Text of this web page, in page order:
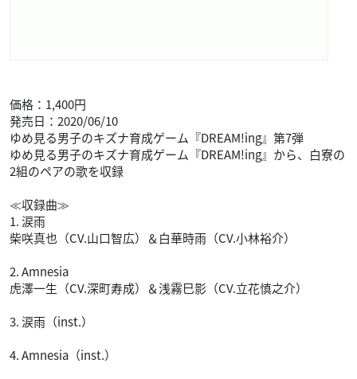
価格：1,400円
発売日：2020/06/10
ゆめ見る男子のキズナ育成ゲーム『DREAM!ing』第7弾
ゆめ見る男子のキズナ育成ゲーム『DREAM!ing』から、白寮の
2組のペアの歌を収録
≪収録曲≫
1. 涙雨
柴咲真也（CV.山口智広）＆白華時雨（CV.小林裕介）
2. Amnesia
虎澤一生（CV.深町寿成）＆浅霧巳影（CV.立花慎之介）
3. 涙雨（inst.）
4. Amnesia（inst.）